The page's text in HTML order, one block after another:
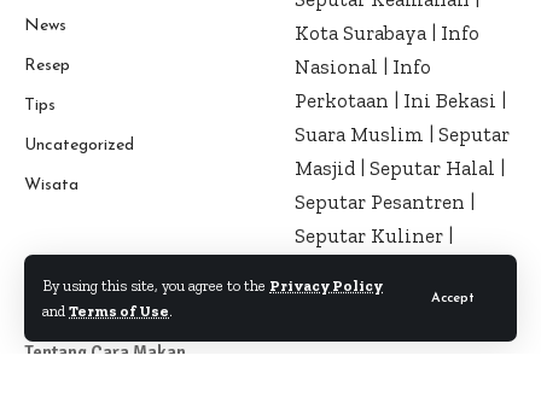
By using this site, you agree to the Privacy Policy
and Terms of Use.
Accept
News
Resep
Tips
Uncategorized
Wisata
Kota Surabaya
Info
Nasional
Info
Perkotaan
Ini Bekasi
Suara Muslim
Seputar
Masjid Seputar Halal
Seputar Pesantren
Seputar Kuliner
Tentang Cara Makan